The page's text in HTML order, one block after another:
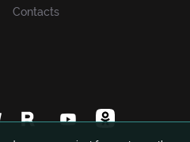
Contacts